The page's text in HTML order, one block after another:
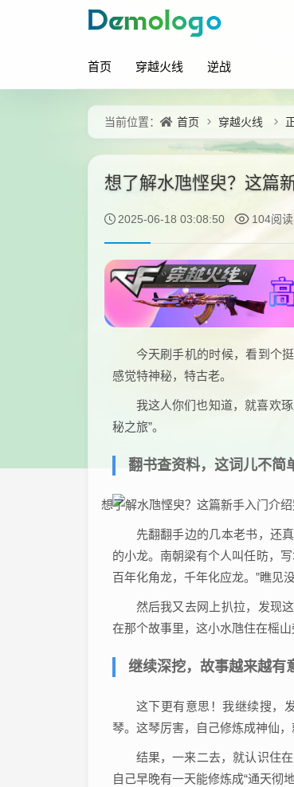
首页 穿越火线 逆战
当前位置： 首页 穿越火线
想了解水虺悭臾？这篇
2025-06-18 03:08:50 104阅读
今天刷手机的时候，看到个
感觉特神秘，特古老。
我这人你们也知道，就喜欢
秘之旅”。
翻书查资料，这词儿不简
先翻翻手边的几本老书，还
的小龙。南朝梁有个人叫任昉，
百年化角龙，千年化应龙。”瞧见
然后我又去网上扒拉，发现
在那个故事里，这小水虺住在榣
继续深挖，故事越来越有
这下更有意思！我继续搜，
琴。这琴厉害，自己修炼成神仙
结果，一来二去，就认识住
自己早晚有一天能修炼成“通天彻地